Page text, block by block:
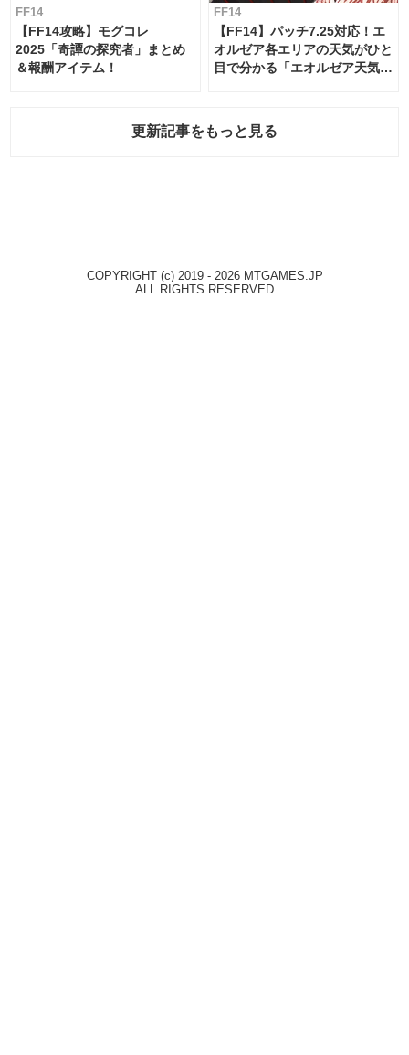
FF14
【FF14攻略】モグコレ
2025「奇譚の探究者」まとめ
＆報酬アイテム！
FF14
【FF14】パッチ7.25対応！エ
オルゼア各エリアの天気がひと
目で分かる「エオルゼア天気予
更新記事をもっと見る
COPYRIGHT (c) 2019 - 2026 MTGAMES.JP
ALL RIGHTS RESERVED